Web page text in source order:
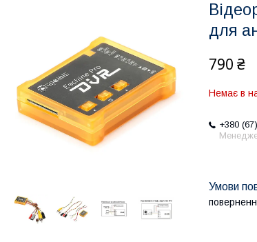
для
790 ₴
Немає в
+380